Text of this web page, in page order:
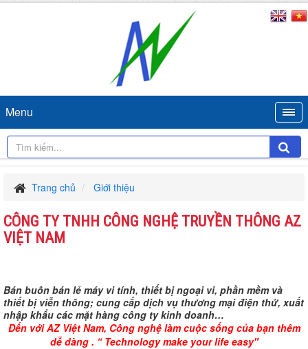
Menu
Trang chủ Giới thiệu
CÔNG TY TNHH CÔNG NGHỆ TRUYỀN THÔNG AZ
VIỆT NAM
Bán buôn bán lẻ máy vi tính, thiết bị ngoại vi, phần mềm và
thiết bị viễn thông; cung cấp dịch vụ thương mại điện thử, xuất
nhập khẩu các mặt hàng công ty kinh doanh…
Đến với AZ Việt Nam, Công nghệ làm cuộc sống của bạn thêm
dễ dàng . “ Technology make your life easy"